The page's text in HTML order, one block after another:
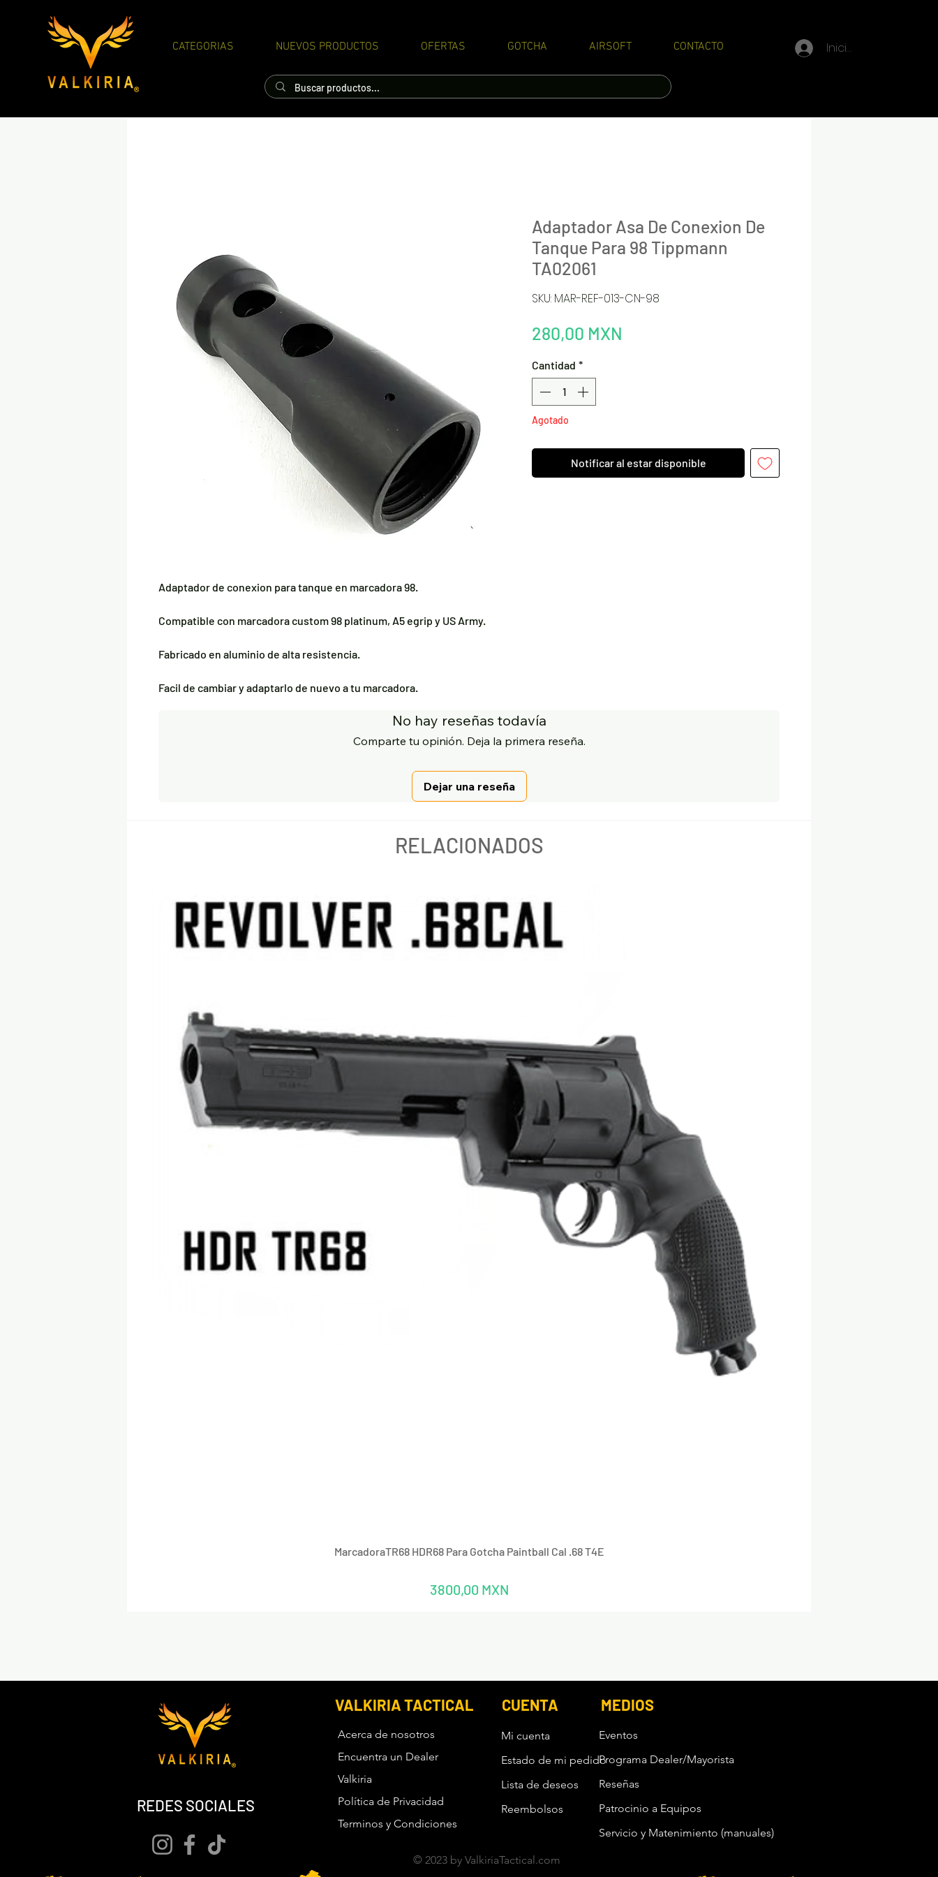
CATEGORIAS NUEVOS PRODUCTOS OFERTAS GOTCHA AIRSOFT CONTACTO Iniciar sesión
Adaptador de conexion para tanque en marcadora 98.
Compatible con marcadora custom 98 platinum, A5 egrip y US Army.
Fabricado en aluminio de alta resistencia.
Facil de cambiar y adaptarlo de nuevo a tu marcadora.
Adaptador Asa De Conexion De
Tanque Para 98 Tippmann
TA02061
SKU: MAR-REF-013-CN-98
280,00 MXN
Cantidad *
Agotado
Notificar al estar disponible
No hay reseñas todavía
Comparte tu opinión. Deja la primera reseña.
Dejar una reseña
RELACIONADOS
Vista rápida
MarcadoraTR68 HDR68 Para Gotcha Paintball Cal .68 T4E
Precio
3800,00 MXN
REDES SOCIALES
VALKIRIA TACTICAL
Acerca de nosotros
Encuentra un Dealer
Valkiria
Política de Privacidad
Terminos y Condiciones
CUENTA
Mi cuenta
Estado de mi pedido
Lista de deseos
Reembolsos
MEDIOS
Eventos
Programa Dealer/Mayorista
Reseñas
Patrocinio a Equipos
Servicio y Matenimiento (manuales)
© 2023 by ValkiriaTactical.com